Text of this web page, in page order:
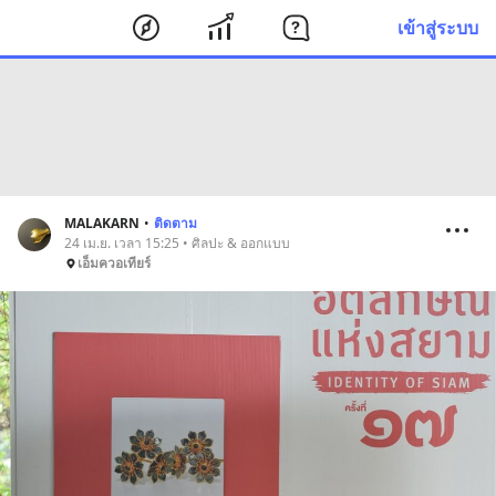
เข้าสู่ระบบ
MALAKARN • ติดตาม
24 เม.ย. เวลา 15:25 • ศิลปะ & ออกแบบ
เอ็มควอเทียร์